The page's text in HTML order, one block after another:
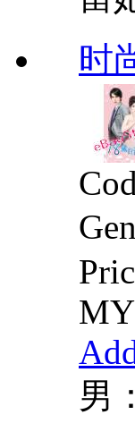
时
男